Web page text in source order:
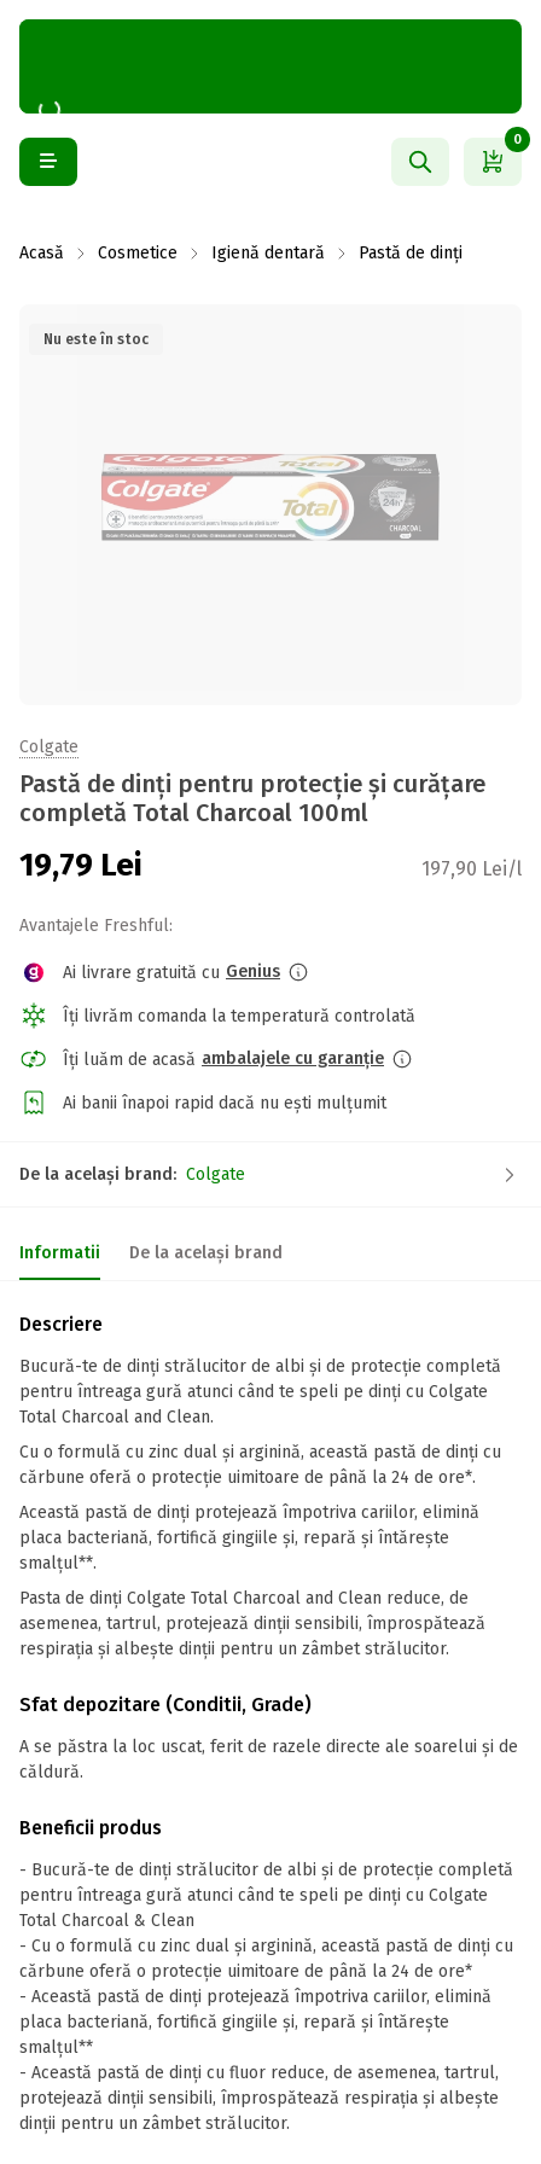
0
Acasă Cosmetice Igienă dentară Pastă de dinți
Nu este în stoc
Colgate
Pastă de dinți pentru protecție și curățare
completă Total Charcoal 100ml
19,79 Lei 197,90 Lei/l
Avantajele Freshful:
Ai livrare gratuită cu Genius
Îți livrăm comanda la temperatură controlată
Îți luăm de acasă ambalajele cu garanție
Ai banii înapoi rapid dacă nu ești mulțumit
De la același brand: Colgate
Informatii De la același brand
Descriere
Bucură-te de dinți strălucitor de albi și de protecție completă
pentru întreaga gură atunci când te speli pe dinți cu Colgate
Total Charcoal and Clean.
Cu o formulă cu zinc dual și arginină, această pastă de dinți cu
cărbune oferă o protecție uimitoare de până la 24 de ore*.
Această pastă de dinți protejează împotriva cariilor, elimină
placa bacteriană, fortifică gingiile și, repară și întărește
smalțul**.
Pasta de dinți Colgate Total Charcoal and Clean reduce, de
asemenea, tartrul, protejează dinții sensibili, împrospătează
respirația și albește dinții pentru un zâmbet strălucitor.
Sfat depozitare (Conditii, Grade)
A se păstra la loc uscat, ferit de razele directe ale soarelui și de
căldură.
Beneficii produs
- Bucură-te de dinți strălucitor de albi și de protecție completă
pentru întreaga gură atunci când te speli pe dinți cu Colgate
Total Charcoal & Clean
- Cu o formulă cu zinc dual și arginină, această pastă de dinți cu
cărbune oferă o protecție uimitoare de până la 24 de ore*
- Această pastă de dinți protejează împotriva cariilor, elimină
placa bacteriană, fortifică gingiile și, repară și întărește
smalțul**
- Această pastă de dinți cu fluor reduce, de asemenea, tartrul,
protejează dinții sensibili, împrospătează respirația și albește
dinții pentru un zâmbet strălucitor.